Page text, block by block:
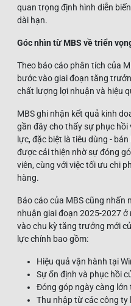
quan trọng định hình diễn
dài hạn.
Góc nhìn từ MBS về triển
Theo báo cáo phân tích của
bước vào giai đoạn tăng
chất lượng lợi nhuận và hiệu
MBS ghi nhận kết quả kinh
gần đây cho thấy sự phục
lực, đặc biệt là tiêu dùng -
được cải thiện nhờ sự đóng
viên, cùng với việc tối ưu chi
hàng.
Báo cáo của MBS cũng
nhuận giai đoạn 2025-2027
vào chu kỳ tăng trưởng mới
lực chính bao gồm:
Hiệu quả vận hành tại
Sự ổn định và phục hồi
Đóng góp ngày càng lớn
Thu nhập từ các công ty